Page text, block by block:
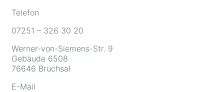
Telefon
07251 – 326 30 20
Werner-von-Siemens-Str. 9
Gebäude 6508
76646 Bruchsal
E-Mail